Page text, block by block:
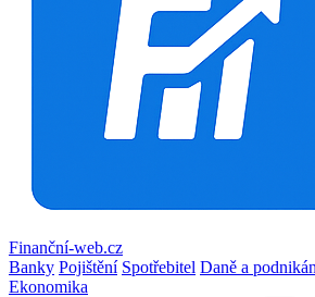
Finanční-web.cz
Banky Pojištění Spotřebitel Daně a
Ekonomika